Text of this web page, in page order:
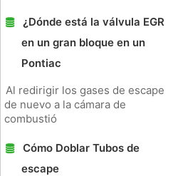
¿Dónde está la válvula EGR
en un gran bloque en un
Pontiac
Al redirigir los gases de escape
de nuevo a la cámara de
combustió
Cómo Doblar Tubos de
escape